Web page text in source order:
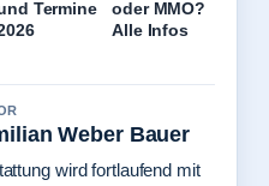
Termine
oder MMO?
Alle Infos
Weber Bauer
wird fortlaufend mit